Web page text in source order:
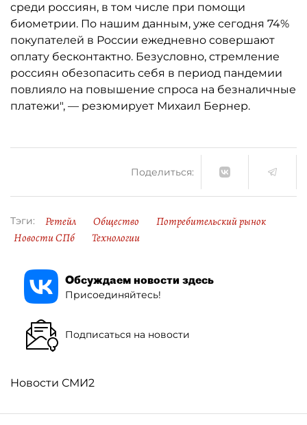
среди россиян, в том числе при помощи
биометрии. По нашим данным, уже сегодня 74%
покупателей в России ежедневно совершают
оплату бесконтактно. Безусловно, стремление
россиян обезопасить себя в период пандемии
повлияло на повышение спроса на безналичные
платежи", — резюмирует Михаил Бернер.
Поделиться:
Тэги: Ретейл Общество
Потребительский рынок
Новости СПб
Технологии
Обсуждаем новости здесь
Присоединяйтесь!
Подписаться на новости
Новости СМИ2